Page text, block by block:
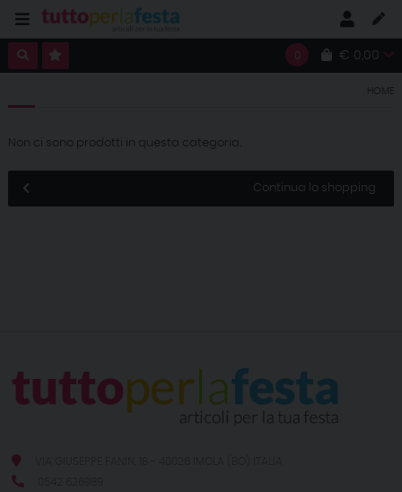
0 € 0,00
HOME
Non ci sono prodotti in questa categoria.
Continua lo shopping